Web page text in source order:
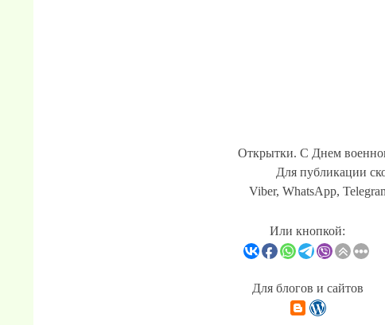
Открытки. С Днем
Для публикации
Viber, WhatsApp,
Или кнопкой:
Для блогов и сайтов